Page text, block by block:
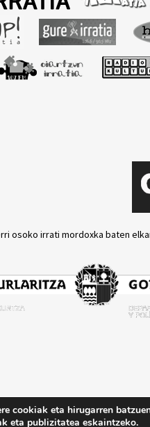
osoko irrati mordoxka baten
cookiak eta hirugarren
eta publizitatea eskaintzeko.